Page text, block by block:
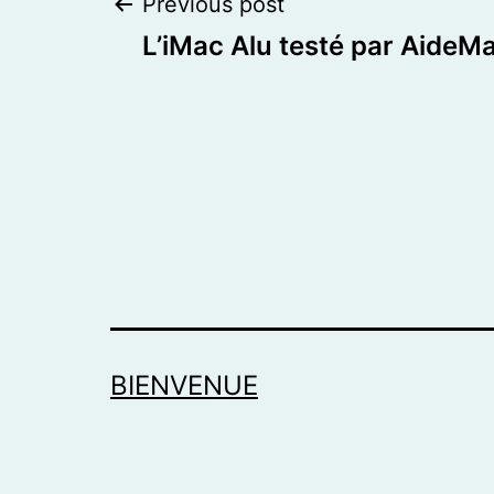
Post
L’iMac Alu testé par
BIENVENUE